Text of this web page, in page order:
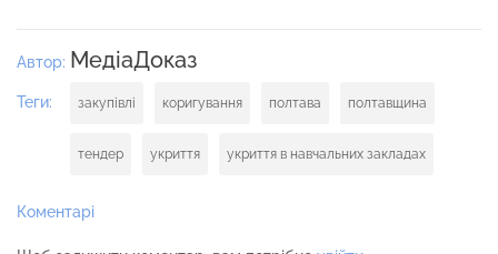
Автор: МедіаДоказ
Теги: закупівлі коригування полтава полтавщина
тендер укриття укриття в навчальних закладах
Коментарі